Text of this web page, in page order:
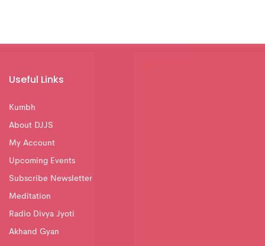
Useful Links
Kumbh
About DJJS
My Account
Upcoming Events
Subscribe Newsletter
Meditation
Radio Divya Jyoti
Akhand Gyan